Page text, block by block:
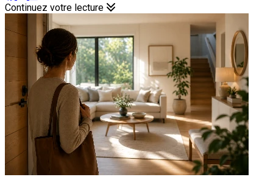
Continuez votre lecture